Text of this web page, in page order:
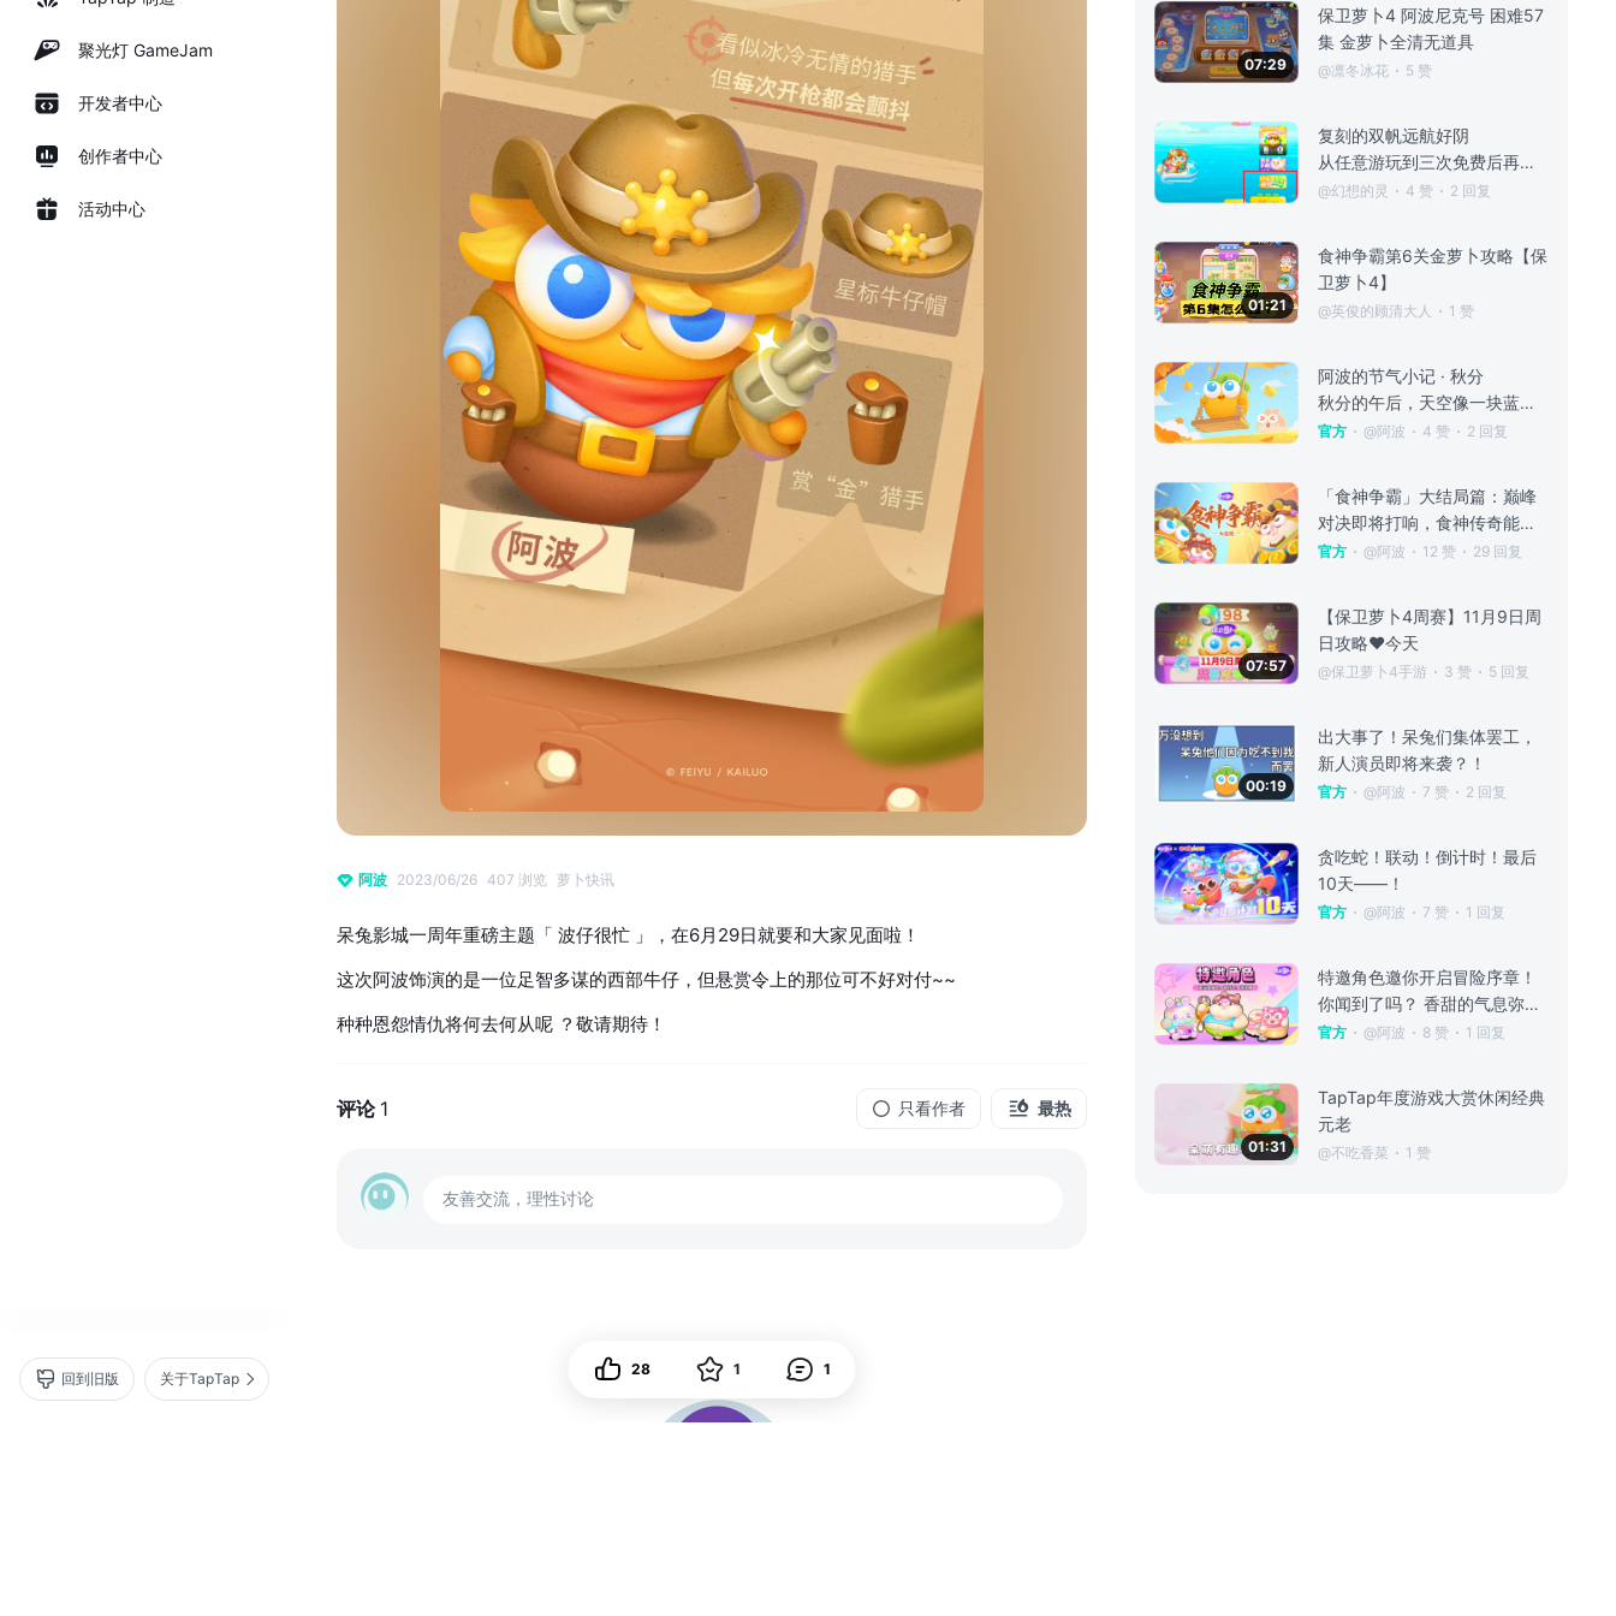
聚光灯 GameJam
开发者中心
创作者中心
活动中心
回到旧版 关于TapTap
阿波 2023/06/26 407 浏览 萝卜快讯
呆兔影城一周年重磅主题「 波仔很忙 」，在6月29日就要和大家见面啦！
这次阿波饰演的是一位足智多谋的西部牛仔，但悬赏令上的那位可不好对付~~
种种恩怨情仇将何去何从呢 ？敬请期待！
评论 1 只看作者 最热
友善交流，理性讨论
07:29
保卫萝卜4 阿波尼克号 困难57
集 金萝卜全清无道具
@凛冬冰花 5 赞
复刻的双帆远航好阴
从任意游玩到三次免费后再玩付费。 初次见面的时候想要拿皮肤就必须打几十场，这几十场里还分阶段性，需要完成该阶段全部任务（游戏次数、炮台消怪数等）才能进入下一个阶段，一边解锁阶段任务一边解锁炮塔种类，但是每日游戏次数不限制。 本来打的就烦，一个阶段要打几十次才有机会进阶却拿皮肤遥遥无期，现在不需要做完任务直接走经验条，但是炮台是随机的、限制了免费次数，商店里皮肤购买要开礼包，开了礼包也只是有了购买资
@幻想的灵 4 赞 2 回复
01:21
食神争霸第6关金萝卜攻略【保
卫萝卜4】
@英俊的顾清大人 1 赞
阿波的节气小记 · 秋分
秋分的午后，天空像一块蓝色的糖纸 包裹着明亮的阳光和荡漾的笑容 ٩( ´ ▽ ` )ﾉ☀️ 秋风和呆兔轮流推着秋千 把阿波荡啊荡，扑进云的怀里 天空一会儿靠近，一会儿溜走 像在玩一场温柔的捉迷藏 影子渐渐缩短，又渐渐拉长 仿佛在安静地追赶 ——🍂——
官方 @阿波 4 赞 2 回复
「食神争霸」大结局篇：巅峰
对决即将打响，食神传奇能否
延续？
官方 @阿波 12 赞 29 回复
07:57
【保卫萝卜4周赛】11月9日周
日攻略❤️今天
@保卫萝卜4手游 3 赞 5 回复
00:19
出大事了！呆兔们集体罢工，
新人演员即将来袭？！
官方 @阿波 7 赞 2 回复
贪吃蛇！联动！倒计时！最后
10天——！
官方 @阿波 7 赞 1 回复
特邀角色邀你开启冒险序章！
你闻到了吗？ 香甜的气息弥漫了整座呆兔岛 他们三位也闻到了呢~ 糖果的诱惑在空气中跳跃 11月13日，「变身吧！0糖少女」即将登场 危机与惊喜一同降临 他们也准备好了... \ 想要好身材，就找郝老师 / 💪 曾是健身教练的他 被那场突如其来的甜蜜风暴 彻底改变 肥胖，本应与他毫无干系 如今却成为了他的魔咒 \ 是惊喜，还是惊吓？ / 🎀 滴——请投币 未知的抉择最是有趣！ 面对幸运兔兔机 慎重的
官方 @阿波 8 赞 1 回复
01:31
TapTap年度游戏大赏休闲经典
元老
@不吃香菜 1 赞
28 1 1